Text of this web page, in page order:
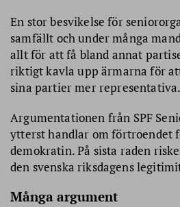
En stor besvikelse för
samfällt och under många
allt för att få bland annat
riktigt kavla upp ärmarna för
sina partier mer representativa.
Argumentationen från SPF
ytterst handlar om förtroendet
demokratin. På sista raden
den svenska riksdagens
Många argument